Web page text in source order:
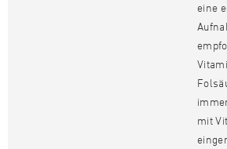
eine
mit